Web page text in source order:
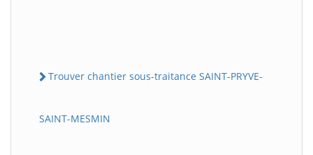
Trouver chantier sous-traitance SAINT-PRYVE-
SAINT-MESMIN